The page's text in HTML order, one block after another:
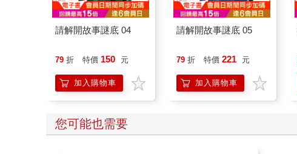
請解開故事謎底 04
79 折 特價 150 元
加入購物車
請解開故事謎底 05
79 折 特價 221 元
加入購物車
您可能也需要